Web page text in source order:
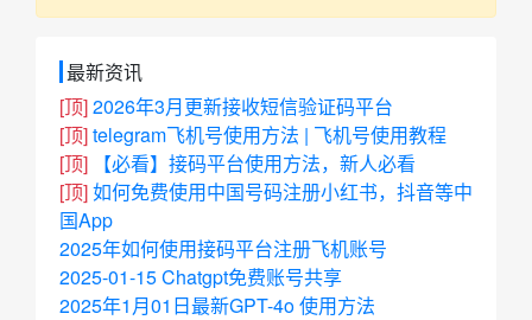
最新资讯
[顶]2026年3月更新接收短信验证码平台
[顶]telegram飞机号使用方法 | 飞机号使用教程
[顶]
【必看】接码平台使用方法，新人必看
[顶]如何免费使用中国号码注册小红书，抖音等中
国App
2025年如何使用接码平台注册飞机账号
2025-01-15 Chatgpt免费账号共享
2025年1月01日最新GPT-4o 使用方法